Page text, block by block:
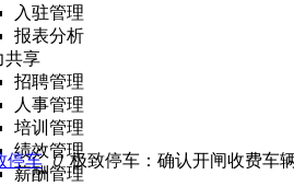
入驻管理
报表分析
共享
招聘管理
人事管理
培训管理
绩效管理
薪酬管理
停车 ꄲ 极致停车：确认开闸收费车